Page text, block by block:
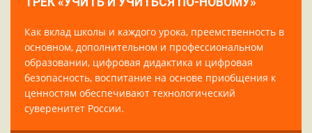
Как вклад школы и каждого урока, преемственность в
основном, дополнительном и профессиональном
образовании, цифровая дидактика и цифровая
безопасность, воспитание на основе приобщения к
ценностям обеспечивают технологический
суверенитет России.